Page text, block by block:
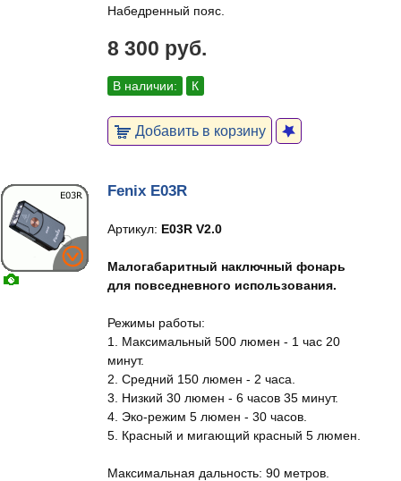
Набедренный пояс.
8 300 руб.
В наличии: К
Добавить в корзину
Fenix E03R
Артикул: E03R V2.0
Малогабаритный наключный фонарь
для повседневного использования.
Режимы работы:
1. Максимальный 500 люмен - 1 час 20
минут.
2. Средний 150 люмен - 2 часа.
3. Низкий 30 люмен - 6 часов 35 минут.
4. Эко-режим 5 люмен - 30 часов.
5. Красный и мигающий красный 5 люмен.
Максимальная дальность: 90 метров.